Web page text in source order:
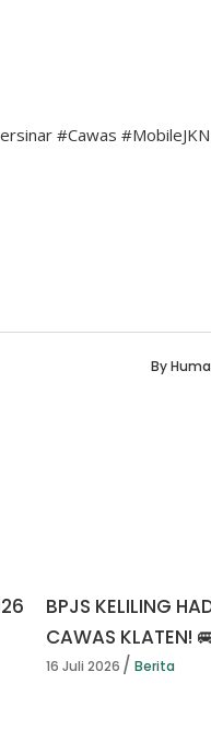
#Cawas #MobileJKN
By
BPJS KELILING
CAWAS KLATEN!
16 Juli 2026 Berita